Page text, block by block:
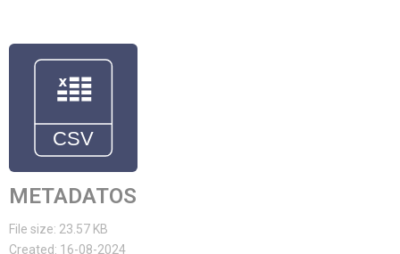
METADATOS
File size: 23.57 KB
Created: 16-08-2024